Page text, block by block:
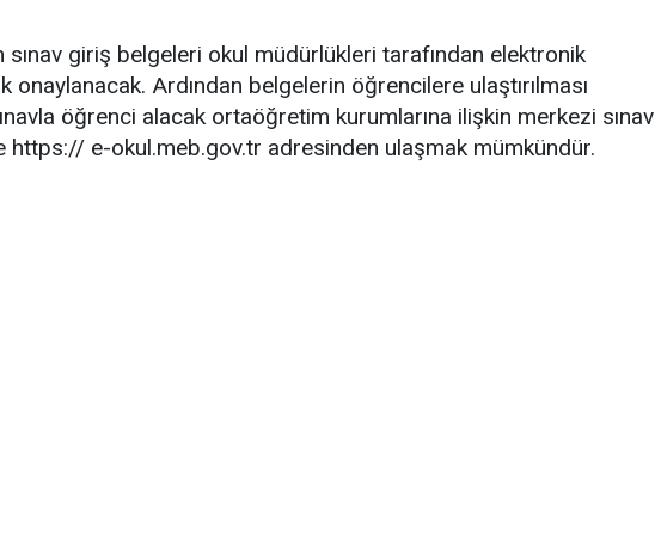
giriş belgeleri okul müdürlükleri tarafından elektronik
onaylanacak. Ardından belgelerin öğrencilere ulaştırılması
öğrenci alacak ortaöğretim kurumlarına ilişkin merkezi sınav
https:// e-okul.meb.gov.tr adresinden ulaşmak mümkündür.